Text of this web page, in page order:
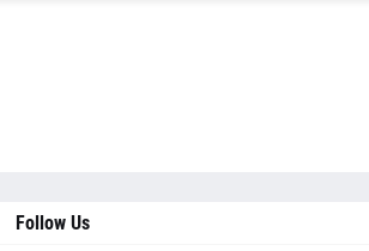
Follow Us